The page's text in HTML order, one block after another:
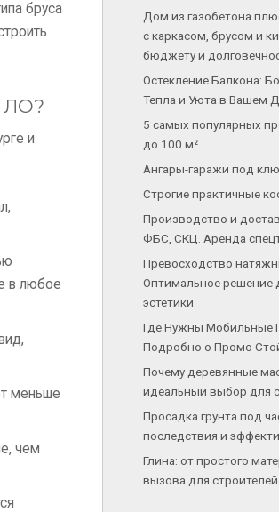
бруса
ЛО?
и
в любое
меньше
чем
Дом из газобетона
с каркасом, брусом и
бюджету и
Остекление Балкона:
Тепла и Уюта в Вашем
5 самых популярных
до 100 м²
Ангары-гаражи под
Строгие практичные
Производство и
ФБС, СКЦ. Аренда
Превосходство
Оптимальное решение
эстетики
Где Нужны Мобильные
Подробно о Промо
Почему деревянные
идеальный выбор для
Просадка грунта под
последствия и
Глина: от простого
вызова для